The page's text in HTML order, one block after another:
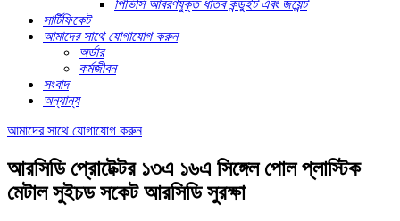
পিভিসি আবরণযুক্ত ধাতব কন্ডুইট এবং জয়েন্ট
সার্টিফিকেট
আমাদের সাথে যোগাযোগ করুন
অর্ডার
কর্মজীবন
সংবাদ
অন্যান্য
আমাদের সাথে যোগাযোগ করুন
আরসিডি প্রোটেক্টর ১৩এ ১৬এ সিঙ্গেল পোল প্লাস্টিক
মেটাল সুইচড সকেট আরসিডি সুরক্ষা